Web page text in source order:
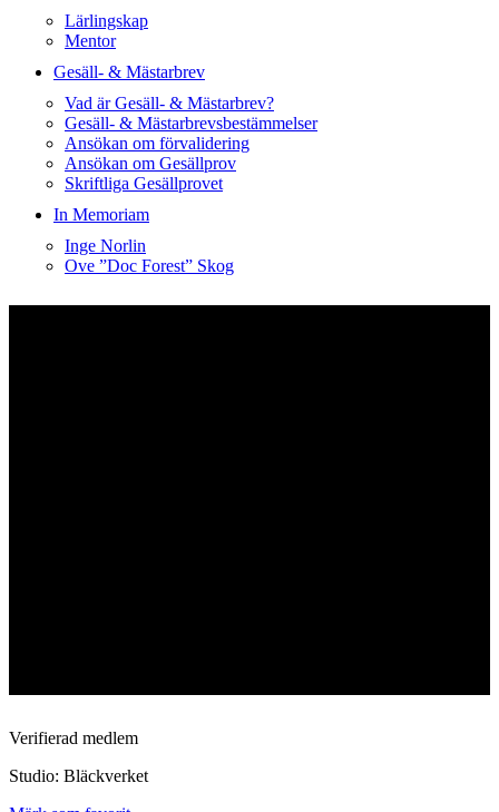
Lärlingskap
Mentor
Gesäll- & Mästarbrev
Vad är Gesäll- & Mästarbrev?
Gesäll- & Mästarbrevsbestämmelser
Ansökan om förvalidering
Ansökan om Gesällprov
Skriftliga Gesällprovet
In Memoriam
Inge Norlin
Ove ”Doc Forest” Skog
Verifierad medlem
Studio: Bläckverket